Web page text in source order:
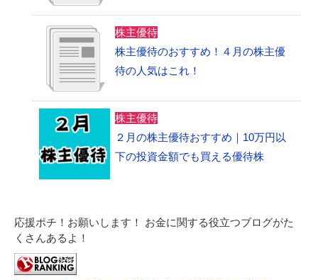
株主優待
株主優待のおすすめ！４月の株主優
待の人気はこれ！
株主優待
２月の株主優待おすすめ｜10万円以
下の投資金額でも買える優待株
応援ポチ！お願いします！ お金に関する役立つブログがた
くさんあるよ！